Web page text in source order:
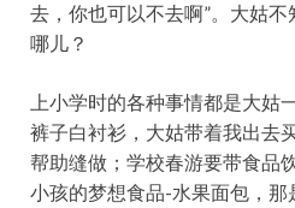
去，你也可以不去啊”。大姑
哪儿？
上小学时的各种事情都是大姑
裤子白衬衫，大姑带着我出去
帮助缝做；学校春游要带食品
小孩的梦想食品-水果面包，